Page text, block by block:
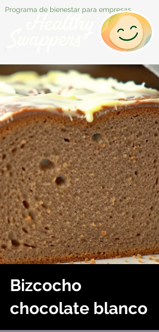
Programa de bienestar para empresas
Bizcocho
chocolate blanco